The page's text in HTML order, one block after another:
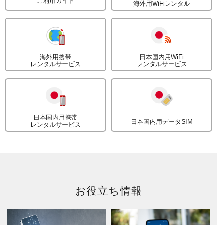
海外用WiFiレンタル
海外用携帯
レンタルサービス
日本国内用WiFi
レンタルサービス
日本国内用携帯
レンタルサービス
日本国内用データSIM
お役立ち情報